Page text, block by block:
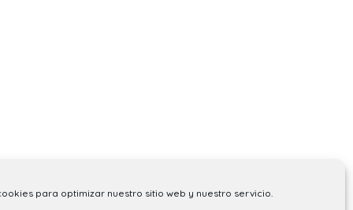
para optimizar nuestro sitio web y nuestro servicio.